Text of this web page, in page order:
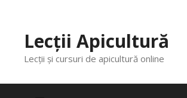
Lecții Apicultură
Lecții și cursuri de apicultură online